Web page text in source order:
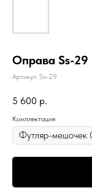
Оправа Ss-29
Артикул: Ss-29
5 600 р.
Комплектация